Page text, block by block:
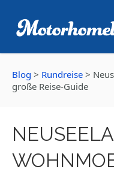
Blog > Rundreise >
große Reise-Guide